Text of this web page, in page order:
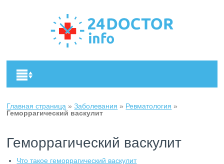
Главная страница »Заболевания » Ревматология »
Геморрагический васкулит
Геморрагический васкулит
Что такое геморрагический васкулит